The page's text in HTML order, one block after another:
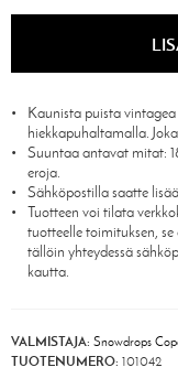
Kaunista puista
hiekkapuhaltamalla.
Suuntaa antavat mitat:
eroja.
Sähköpostilla saatte
Tuotteen voi tilata
tuotteelle toimituksen,
tällöin yhteydessä
kautta.
VALMISTAJA: Snowdrops
TUOTENUMERO: 101042